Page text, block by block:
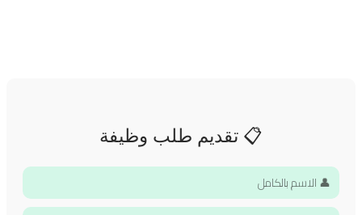
📋 تقديم طلب وظيفة